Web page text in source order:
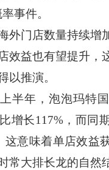
事件。
门店数量持续增
效益也有望提升，
以推演。
年，泡泡玛特国
增长117%，而同
这意味着单店效益
常大排长龙的自然